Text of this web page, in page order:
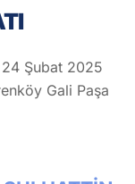
Şubat 2025
Gali Paşa